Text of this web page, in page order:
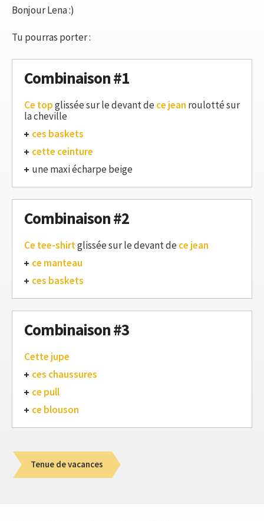
Bonjour Lena :)
Tu pourras porter :
Combinaison #1
Ce topglissée sur le devant dece jean roulotté sur
la cheville
ces baskets
cette ceinture
une maxi écharpe beige
Combinaison #2
Ce tee-shirtglissée sur le devant dece jean
ce manteau
ces baskets
Combinaison #3
Cette jupe
ces chaussures
ce pull
ce blouson
Tenue de vacances